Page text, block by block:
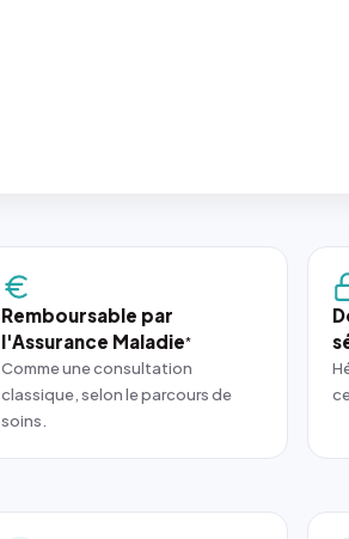
Remboursable par
l'Assurance Maladie*
Comme une consultation
classique, selon le parcours de
soins.